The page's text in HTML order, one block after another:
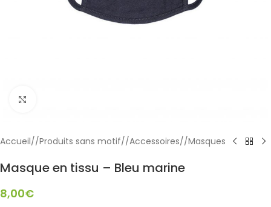
Accueil/ Produits sans motif/ Accessoires/ Masques
Masque en tissu – Bleu marine
8,00€